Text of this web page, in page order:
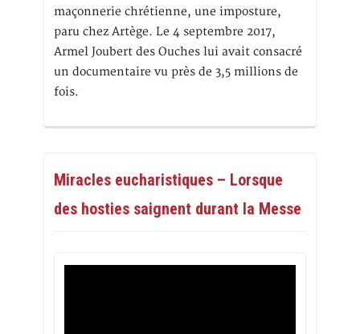
maçonnerie chrétienne, une imposture,
paru chez Artège. Le 4 septembre 2017,
Armel Joubert des Ouches lui avait consacré
un documentaire vu près de 3,5 millions de
fois.
Miracles eucharistiques – Lorsque
des hosties saignent durant la Messe